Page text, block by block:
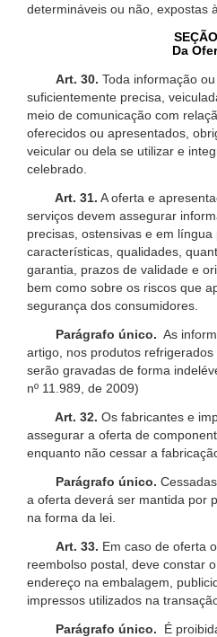
determináveis ou não, expostas
Da
Art. 30. Toda informação ou
suficientemente precisa,
meio de comunicação com
oferecidos ou apresentados,
veicular ou dela se utilizar e
celebrado.
Art. 31. A oferta e
serviços devem assegurar
precisas, ostensivas e em
características, qualidades,
garantia, prazos de validade e
bem como sobre os riscos que
segurança dos consumidores.
Parágrafo único. As
artigo, nos produtos refrigerados
serão gravadas de forma
nº 11.989, de 2009)
Art. 32. Os fabricantes e
assegurar a oferta de
enquanto não cessar a
Parágrafo único.
a oferta deverá ser mantida por
na forma da lei.
Art. 33. Em caso de oferta
reembolso postal, deve constar
endereço na embalagem,
impressos utilizados na
Parágrafo único.
É